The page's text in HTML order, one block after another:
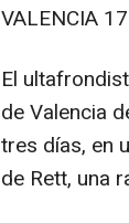
VALENCIA
El
de Valencia
tres días, en
de Rett, una